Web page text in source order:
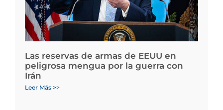
Las reservas de armas de EEUU en
peligrosa mengua por la guerra con
Irán
Leer Más >>